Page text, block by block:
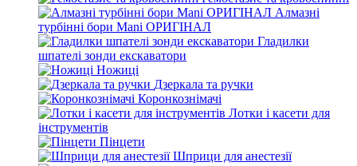
Алмазні
турбінні бори Mani ОРИГІНАЛ
Гладилки
шпателі зонди екскаватори
Ножиці
Дзеркала та ручки
Коронкознімачі
Лотки і касети для
інструментів
Пінцети
Шприци для анестезії